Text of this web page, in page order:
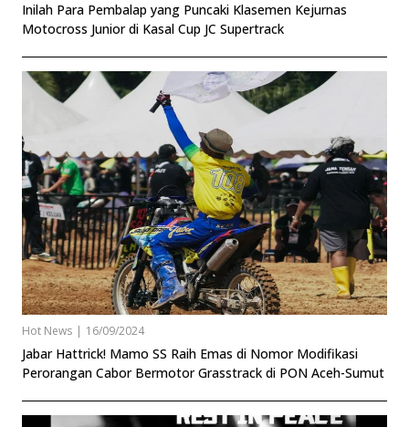
Inilah Para Pembalap yang Puncaki Klasemen Kejurnas
Motocross Junior di Kasal Cup JC Supertrack
Hot News | 16/09/2024
Jabar Hattrick! Mamo SS Raih Emas di Nomor Modifikasi
Perorangan Cabor Bermotor Grasstrack di PON Aceh-Sumut